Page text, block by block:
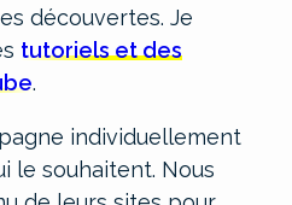
découvertes. Je
tutoriels et des
.
individuellement
le souhaitent. Nous